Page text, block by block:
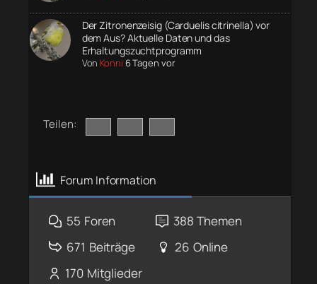
Der Zitronenzeisig (Carduelis citrinella) vor
dem Aus? Aktuelle Daten und das
Erhaltungszuchtprogramm
Von Konni 6 Tagen vor
Teilen:
Forum Information
55 Foren 388 Themen
671 Beiträge 26 Online
170 Mitglieder